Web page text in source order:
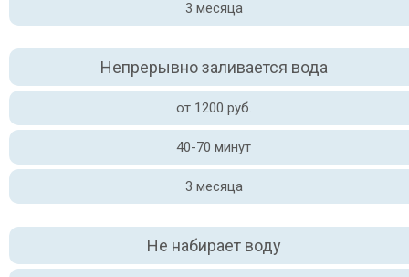
3 месяца
Непрерывно заливается вода
от 1200 руб.
40-70 минут
3 месяца
Не набирает воду